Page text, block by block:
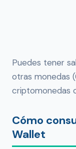
Puedes tener
otras monedas
criptomonedas
Cómo
Wallet